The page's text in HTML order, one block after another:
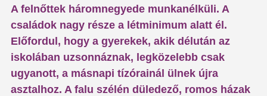
A felnőttek háromnegyede munkanélküli. A
családok nagy része a létminimum alatt él.
Előfordul, hogy a gyerekek, akik délután az
iskolában uzsonnáznak, legközelebb csak
ugyanott, a másnapi tízórainál ülnek újra
asztalhoz. A falu szélén düledező, romos házak